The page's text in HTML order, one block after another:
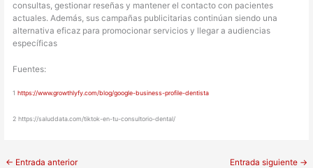
consultas, gestionar reseñas y mantener el contacto con pacientes
actuales. Además, sus campañas publicitarias continúan siendo una
alternativa eficaz para promocionar servicios y llegar a audiencias
específicas
Fuentes:
1https://www.growthlyfy.com/blog/google-business-profile-dentista
2 https://saluddata.com/tiktok-en-tu-consultorio-dental/
← Entrada anterior Entrada siguiente →